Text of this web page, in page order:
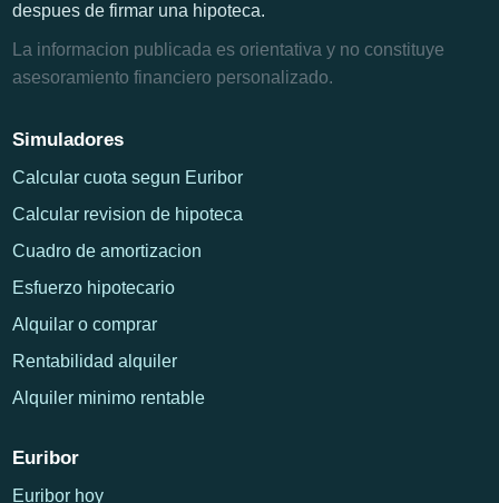
despues de firmar una hipoteca.
La informacion publicada es orientativa y no constituye
asesoramiento financiero personalizado.
Simuladores
Calcular cuota segun Euribor
Calcular revision de hipoteca
Cuadro de amortizacion
Esfuerzo hipotecario
Alquilar o comprar
Rentabilidad alquiler
Alquiler minimo rentable
Euribor
Euribor hoy